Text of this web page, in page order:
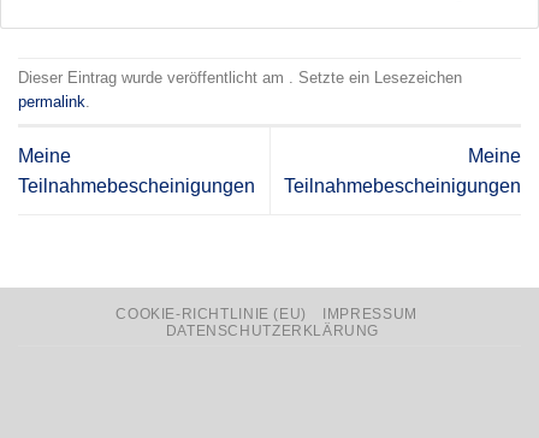
Dieser Eintrag wurde veröffentlicht am . Setzte ein Lesezeichen
permalink.
Meine
Teilnahmebescheinigungen
Meine
Teilnahmebescheinigungen
COOKIE-RICHTLINIE (EU)
IMPRESSUM
DATENSCHUTZERKLÄRUNG